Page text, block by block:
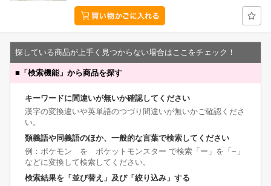
探している商品が上手く見つからない場合はここをチェック！
■ 「検索機能」から商品を探す
キーワードに間違いが無いか確認してください
漢字の変換違いや英単語のつづり間違いが無いかご確認くださ
い。
類義語や同義語のほか、一般的な言葉で検索してください
例：ポケモン を ポケットモンスター で検索「ー」を「−」
などに変換して検索してください。
検索結果を「並び替え」及び「絞り込み」する